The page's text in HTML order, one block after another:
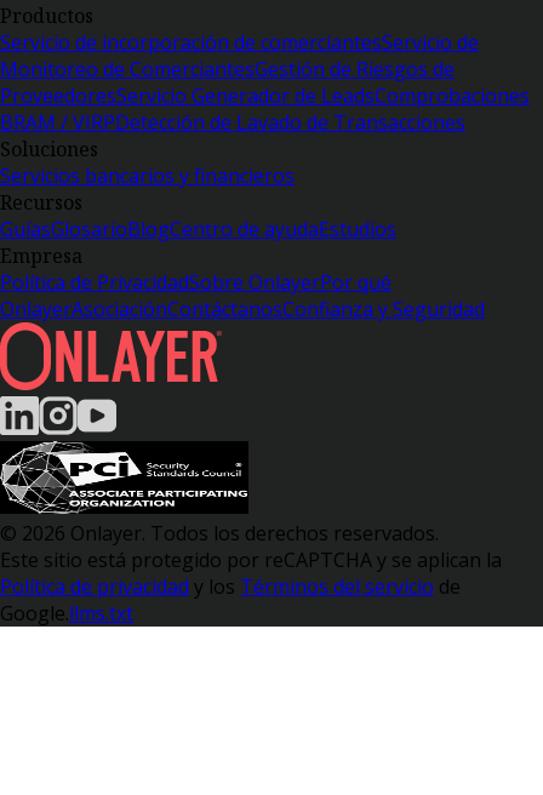
Productos
Servicio de incorporación de comerciantesServicio de
Monitoreo de ComerciantesGestión de Riesgos de
ProveedoresServicio Generador de LeadsComprobaciones
BRAM / VIRPDetección de Lavado de Transacciones
Soluciones
Servicios bancarios y financieros
Recursos
GuíasGlosarioBlogCentro de ayudaEstudios
Empresa
Política de PrivacidadSobre OnlayerPor qué
OnlayerAsociaciónContáctanosConfianza y Seguridad
© 2026 Onlayer. Todos los derechos reservados.
Este sitio está protegido por reCAPTCHA y se aplican la
Política de privacidad y los Términos del servicio de
Google.llms.txt